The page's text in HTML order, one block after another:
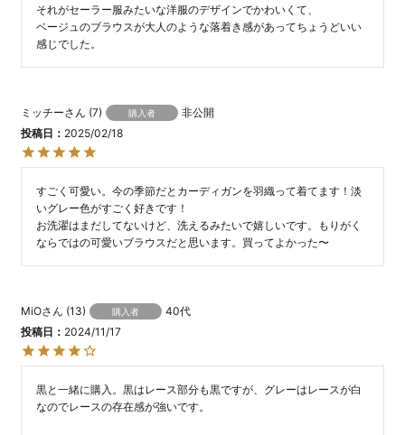
それがセーラー服みたいな洋服のデザインでかわいくて、
ベージュのブラウスが大人のような落着き感があってちょうどいい
感じでした。
ミッチー 7 購入者
非公開
投稿日
2025/02/18
すごく可愛い。今の季節だとカーディガンを羽織って着てます！淡
いグレー色がすごく好きです！
お洗濯はまだしてないけど、洗えるみたいで嬉しいです。もりがく
ならではの可愛いブラウスだと思います。買ってよかった〜
MiO 13 購入者
40代
投稿日
2024/11/17
黒と一緒に購入。黒はレース部分も黒ですが、グレーはレースが白
なのでレースの存在感が強いです。